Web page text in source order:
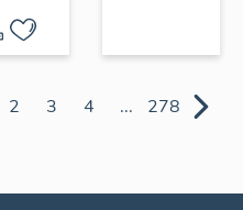
2 3 4 ... 278